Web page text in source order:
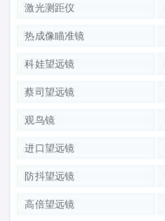
激光测距仪
热成像瞄准镜
科娃望远镜
蔡司望远镜
观鸟镜
进口望远镜
防抖望远镜
高倍望远镜